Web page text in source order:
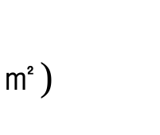
)